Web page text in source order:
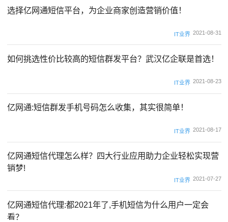
选择亿网通短信平台，为企业商家创造营销价值！
IT业界 2021-08-31
如何挑选性价比较高的短信群发平台？武汉亿企联是首选！
IT业界 2021-08-23
亿网通:短信群发手机号码怎么收集，其实很简单！
IT业界 2021-08-17
亿网通短信代理怎么样？四大行业应用助力企业轻松实现营
销梦!
IT业界 2021-07-27
亿网通短信代理:都2021年了,手机短信为什么用户一定会
看？